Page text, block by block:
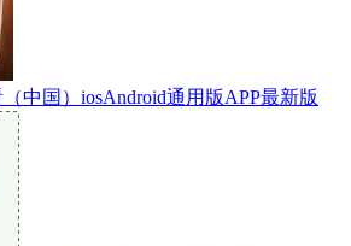
中国）iosAndroid通用版APP最新版